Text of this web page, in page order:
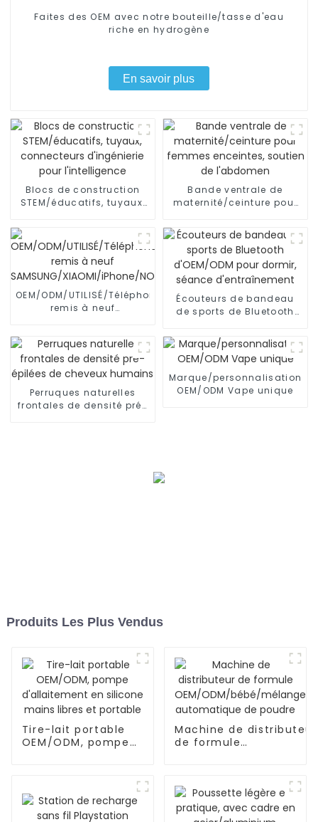
Faites des OEM avec notre bouteille/tasse d'eau
riche en hydrogène
En savoir plus
Blocs de construction
STEM/éducatifs, tuyaux,
Bande ventrale de
maternité/ceinture pour
soutien de l'abdomen
OEM/ODM/UTILISÉ/Téléphone
remis à neuf
Écouteurs de bandeau
de sports de Bluetooth
séance d'entraînement
Perruques naturelles
frontales de densité pré-
Marque/personnalisation
OEM/ODM Vape unique
Produits Les Plus Vendus
Tire-lait portable
OEM/ODM, pompe
Machine de distributeur
de formule